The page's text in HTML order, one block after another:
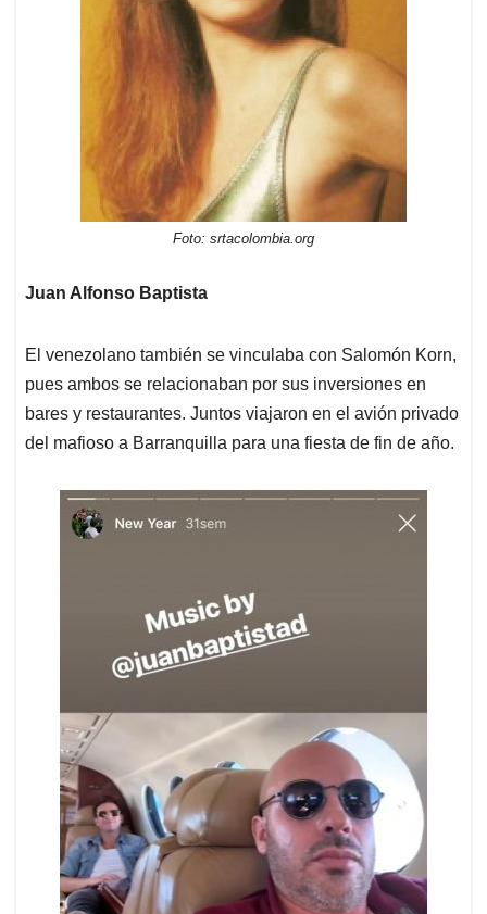
Foto: srtacolombia.org
Juan Alfonso Baptista
El venezolano también se vinculaba con Salomón Korn,
pues ambos se relacionaban por sus inversiones en
bares y restaurantes. Juntos viajaron en el avión privado
del mafioso a Barranquilla para una fiesta de fin de año.